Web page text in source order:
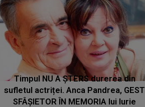
Timpul NU A ȘTERS durerea din
sufletul actriței. Anca Pandrea, GEST
SFÂȘIETOR ÎN MEMORIA lui Iurie